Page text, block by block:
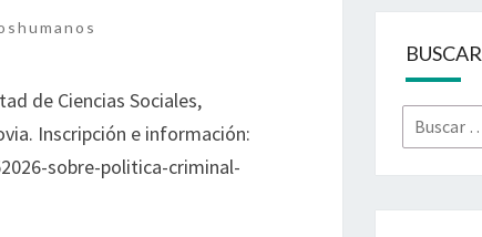
de Ciencias Sociales,
Inscripción e información:
sobre-politica-criminal-
BUSCAR
Buscar
por: